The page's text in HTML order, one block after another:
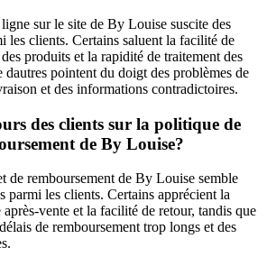
sur le site de By Louise suscite des
les clients. Certains saluent la facilité de
produits et la rapidité de traitement des
dautres pointent du doigt des problèmes de
et des informations contradictoires.
des clients sur la politique de
de By Louise?
de remboursement de By Louise semble
parmi les clients. Certains apprécient la
vente et la facilité de retour, tandis que
de remboursement trop longs et des